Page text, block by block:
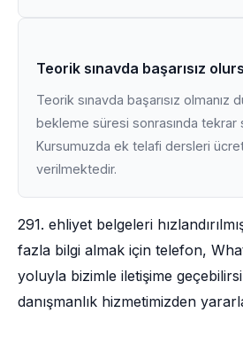
Teorik sınavda başarısız
Teorik sınavda başarısız olmanız
bekleme süresi sonrasında tekrar
Kursumuzda ek telafi dersleri
verilmektedir.
291. ehliyet belgeleri
fazla bilgi almak için telefon,
yoluyla bizimle iletişime
danışmanlık hizmetimizden